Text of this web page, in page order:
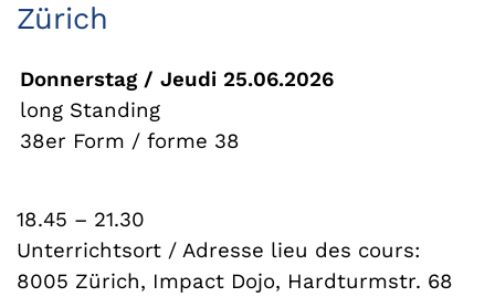
Zürich
Donnerstag / Jeudi 25.06.2026
long Standing
38er Form / forme 38
18.45 – 21.30
Unterrichtsort / Adresse lieu des cours:
8005 Zürich, Impact Dojo, Hardturmstr. 68